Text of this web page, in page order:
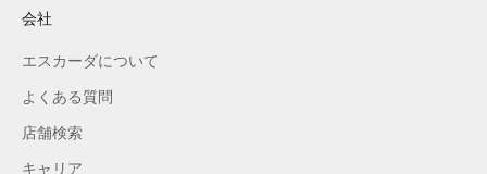
会社
エスカーダについて
よくある質問
店舗検索
キャリア